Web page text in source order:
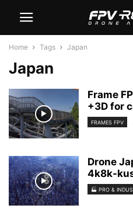
Home Tags Japan
Japan
Frame
+3D for
FRAMES FPV
Drone
4k8k-
🏭 PRO &